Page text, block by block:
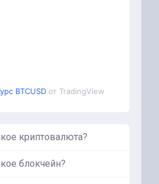
BTCUSD от TradingView
криптовалюта?
блокчейн?